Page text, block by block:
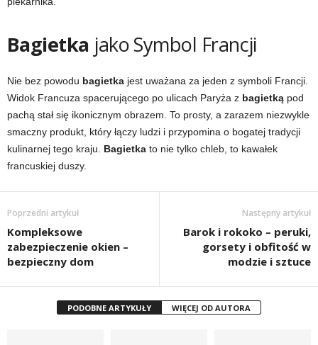
Bagietka jako Symbol Francji
Nie bez powodu bagietka jest uważana za jeden z symboli Francji.
Widok Francuza spacerującego po ulicach Paryża z bagietką pod
pachą stał się ikonicznym obrazem. To prosty, a zarazem niezwykle
smaczny produkt, który łączy ludzi i przypomina o bogatej tradycji
kulinarnej tego kraju. Bagietka to nie tylko chleb, to kawałek
francuskiej duszy.
Poprzedni artykuł
Kompleksowe
zabezpieczenie okien –
bezpieczny dom
Następny artykuł
Barok i rokoko – peruki,
gorsety i obfitość w
modzie i sztuce
PODOBNE ARTYKUŁY WIĘCEJ OD AUTORA